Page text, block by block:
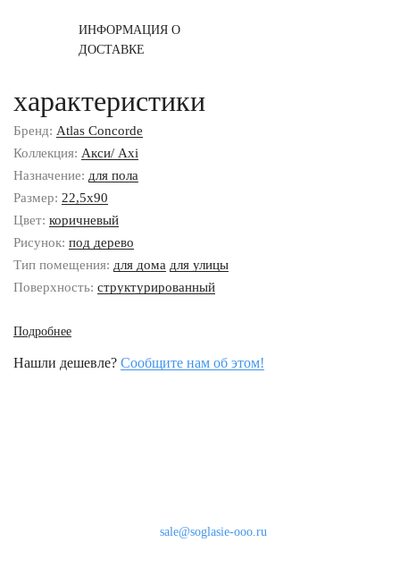
ИНФОРМАЦИЯ О
ДОСТАВКЕ
характеристики
Бренд: Atlas Concorde
Коллекция: Акси/ Axi
Назначение: для пола
Размер: 22,5x90
Цвет: коричневый
Рисунок: под дерево
Тип помещения: для дома для улицы
Поверхность: cтруктурированный
Подробнее
Нашли дешевле? Сообщите нам об этом!
sale@soglasie-ooo.ru